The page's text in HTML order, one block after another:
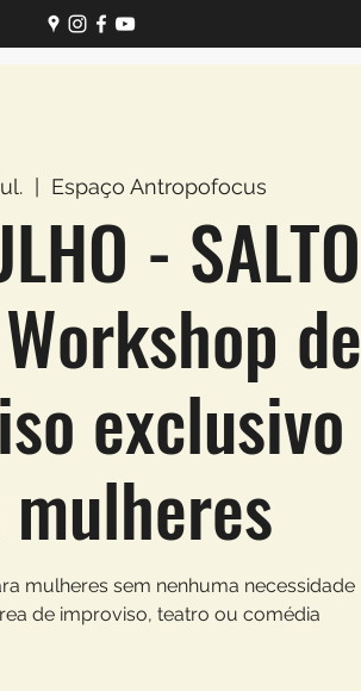
  |
Espaço Antropofocus
- SALTO
de
exclusivo
mulheres sem nenhuma necessidade
de improviso, teatro ou comédia